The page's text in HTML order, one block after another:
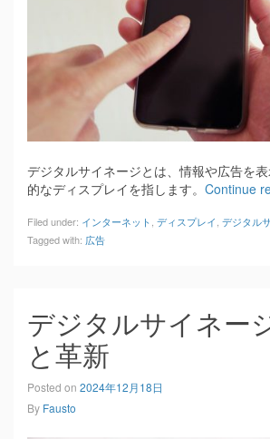
デジタルサイネージとは、情報や広告を
的なディスプレイを指します。 Continue
Filed under: インターネット, ディスプレイ, デジタル
Tagged with: 広告
デジタルサイネー
と革新
Posted on 2024年12月18日
By Fausto